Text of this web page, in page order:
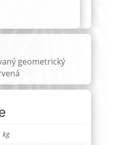
geometrický
kg